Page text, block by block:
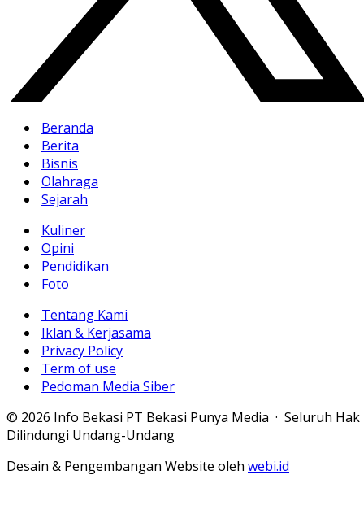
Beranda
Berita
Bisnis
Olahraga
Sejarah
Kuliner
Opini
Pendidikan
Foto
Tentang Kami
Iklan & Kerjasama
Privacy Policy
Term of use
Pedoman Media Siber
© 2026 Info Bekasi PT Bekasi Punya Media · Seluruh Hak
Dilindungi Undang-Undang
Desain & Pengembangan Website oleh webi.id